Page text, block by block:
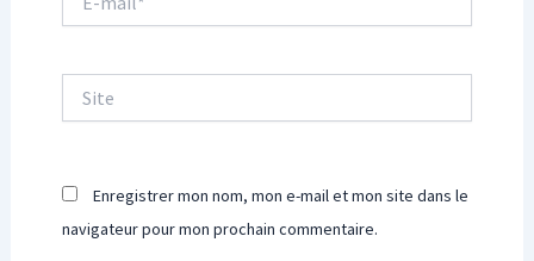
mail*
Enregistrer mon nom, mon e-mail et mon site dans le
navigateur pour mon prochain commentaire.